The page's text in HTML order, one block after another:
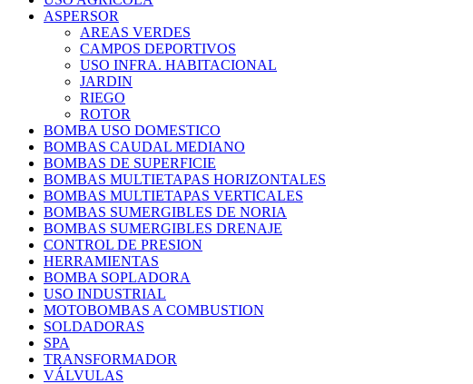
ASPERSOR
AREAS VERDES
CAMPOS DEPORTIVOS
USO INFRA. HABITACIONAL
JARDIN
RIEGO
ROTOR
BOMBA USO DOMESTICO
BOMBAS CAUDAL MEDIANO
BOMBAS DE SUPERFICIE
BOMBAS MULTIETAPAS HORIZONTALES
BOMBAS MULTIETAPAS VERTICALES
BOMBAS SUMERGIBLES DE NORIA
BOMBAS SUMERGIBLES DRENAJE
CONTROL DE PRESION
HERRAMIENTAS
BOMBA SOPLADORA
USO INDUSTRIAL
MOTOBOMBAS A COMBUSTION
SOLDADORAS
SPA
TRANSFORMADOR
VÁLVULAS